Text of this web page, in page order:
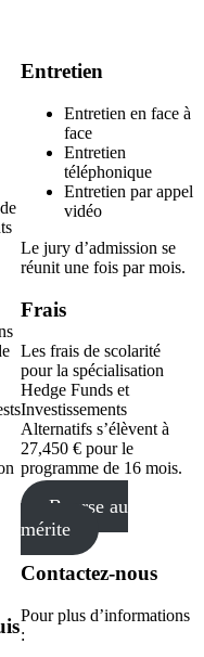
Entretien
Entretien en face à
face
Entretien
téléphonique
Entretien par appel
vidéo
Le jury d’admission se
réunit une fois par mois.
Frais
Les frais de scolarité
pour la spécialisation
Hedge Funds et
Investissements
Alternatifs s’élèvent à
27,450 € pour le
programme de 16 mois.
Bourse au
mérite
Contactez-nous
Pour plus d’informations
: